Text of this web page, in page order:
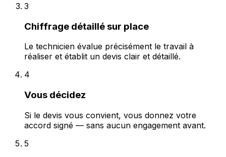
3
Chiffrage détaillé sur place
Le technicien évalue précisément le travail à
réaliser et établit un devis clair et détaillé.
4
Vous décidez
Si le devis vous convient, vous donnez votre
accord signé — sans aucun engagement avant.
5